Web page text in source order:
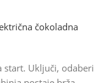
čokoladna
start. Uključi, odaberi